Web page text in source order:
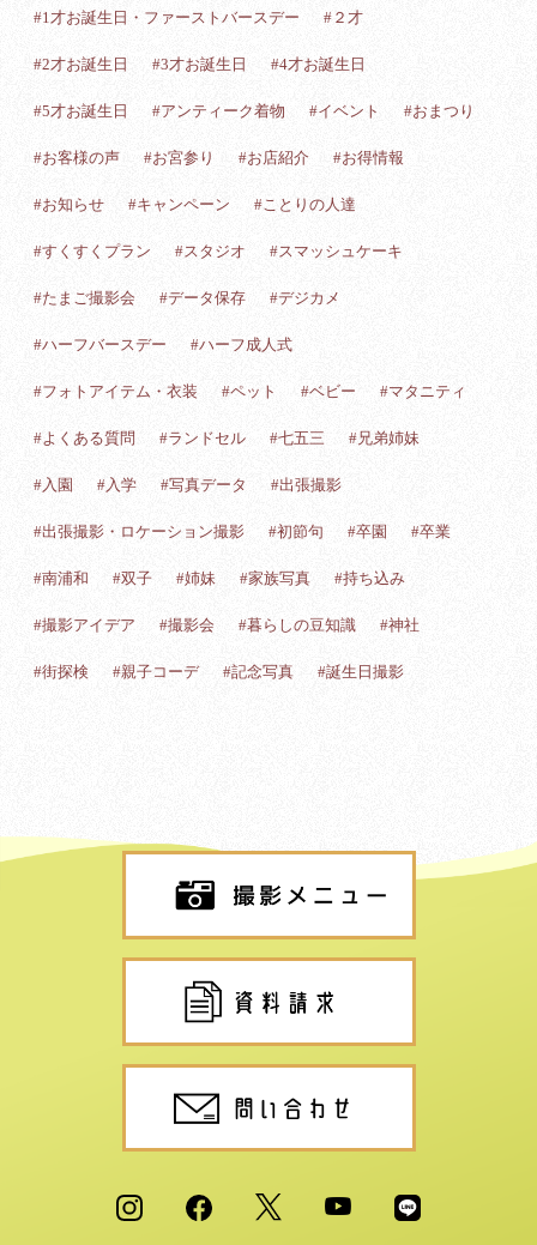
#1才お誕生日・ファーストバースデー #２才
#2才お誕生日 #3才お誕生日 #4才お誕生日
#5才お誕生日 #アンティーク着物 #イベント #おまつり
#お客様の声 #お宮参り #お店紹介 #お得情報
#お知らせ #キャンペーン #ことりの人達
#すくすくプラン #スタジオ #スマッシュケーキ
#たまご撮影会 #データ保存 #デジカメ
#ハーフバースデー #ハーフ成人式
#フォトアイテム・衣装 #ペット #ベビー #マタニティ
#よくある質問 #ランドセル #七五三 #兄弟姉妹
#入園 #入学 #写真データ #出張撮影
#出張撮影・ロケーション撮影 #初節句 #卒園 #卒業
#南浦和 #双子 #姉妹 #家族写真 #持ち込み
#撮影アイデア #撮影会 #暮らしの豆知識 #神社
#街探検 #親子コーデ #記念写真 #誕生日撮影